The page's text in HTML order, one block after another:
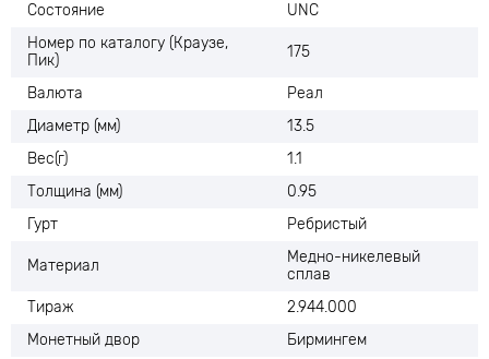
Состояние
UNC
Номер по каталогу (Краузе,
Пик)
175
Валюта
Реал
Диаметр (мм)
13.5
Вес(г)
1.1
Толщина (мм)
0.95
Гурт
Ребристый
Материал
Медно-никелевый
сплав
Тираж
2.944.000
Монетный двор
Бирмингем